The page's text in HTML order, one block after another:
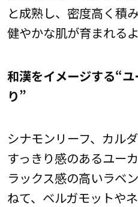
と成熟し、密度高く積
健やかな肌が育まれる
和漢をイメージする“
り”
シナモンリーフ、カル
すっきり感のあるユー
ラックス感の高いラベ
ねて、ベルガモットや